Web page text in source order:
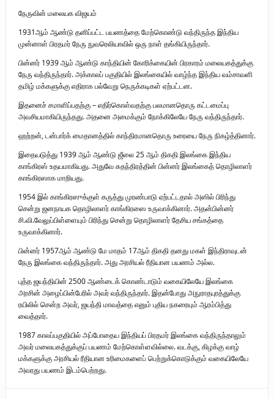
நேருவின் மலையக விஜயம்
1931ஆம் ஆண்டு தனிப்பட்ட பயணத்தை மேற்கொண்டு வந்திருந்த இந்திய
முன்னாள் பிரதமர் நேரு நுவரெலியாவில் ஒரு நாள் தங்கியிருந்தார்.
பின்னர் 1939 ஆம் ஆண்டு காந்தியின் கோரிக்கையின் பிரகாரம் மலையகத்துக்கு
நேரு வந்திருந்தார். அக்காலப் பகுதியில் இலங்கையில் வாழ்ந்த இந்திய வம்சாவளி
தமிழ் மக்களுக்கு எதிராக பல்வேறு நெருக்கடிகள் ஏற்பட்டன.
இதனைச் சமாளிப்பதற்கு – எதிர்கொள்வதற்கு பலமானதொரு கட்டமைப்பு
அவசியமாகியிருந்தது. அதனை அமைக்கும் நோக்கிலேயே நேரு வந்திருந்தார்.
ஹற்றன், டன்பார்க் மைதானத்தில் காந்திரமானதொரு உரையை நேரு நிகழ்த்தினார்.
இதையடுத்து 1939 ஆம் ஆண்டு ஜீலை 25 ஆம் திகதி இலங்கை இந்திய
காங்கிரஸ் உதயமாகியது. அதுவே சுதந்திரத்தின் பின்னர் இலங்கைத் தொழிலாளர்
காங்கிரஸாக மாறியது.
1954 இல் காங்கிரஸுக்குள் கருத்து முரண்பாடு ஏற்பட்டதால் அஸில் பிரிந்து
சென்று ஜனநாயக தொழிலாளர் காங்கிரஸை உருவாக்கினார். அதன்பின்னர்
சி.வி.வேலுப்பிள்ளையும் பிரிந்து சென்று தொழிலாளர் தேசிய சங்கத்தை
உருவாக்கினார்.
பின்னர் 1957ஆம் ஆண்டு மே மாதம் 17ஆம் திகதி தனது மகள் இந்திராவுடன்
நேரு இலங்கை வந்திருந்தார். அது அரசியல் ரீதியான பயணம் அல்ல.
புத்த ஜயந்தியின் 2500 ஆண்டைக் கொண்டாடும் வகையிலேயே இலங்கை
அரசின் அழைப்பின்பேரில் அவர் வந்திருந்தார். இதன்போது அநுராதபுரத்துக்கு
ரயிலில் சென்ற அவர், ஜயந்தி மாவத்தை எனும் புதிய நகரையும் ஆரம்பித்து
வைத்தார்.
1987 காலப்பகுதியில் அப்போதைய இந்தியப் பிரதமர் இலங்கை வந்திருந்தாலும்
அவர் மலையகத்துக்குப் பயணம் மேற்கொள்ளவில்லை. வடக்கு, கிழக்கு வாழ்
மக்களுக்கு அரசியல் ரீதியான உரிமைகளைப் பெற்றுக்கொடுக்கும் வகையிலேயே
அவரது பயணம் இடம்பெற்றது.